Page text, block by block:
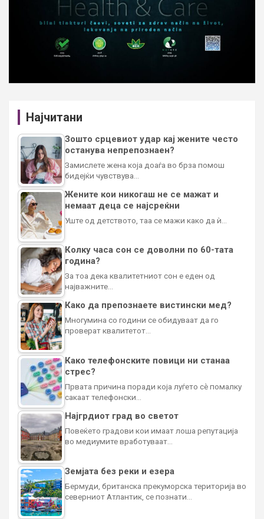
Најчитани
Зошто срцевиот удар кај жените често
останува непрепознаен?
Замислете жена која доаѓа во брза помош
бидејќи чувствува…
Жените кои никогаш не се мажат и
немаат деца се најсреќни
Уште од детството, таа се мажи како да ѝ…
Колку часа сон се доволни по 60-тата
година?
За тоа дека квалитетниот сон е еден од
најважните…
Како да препознаете вистински мед?
Многумина со години се обидуваат да го
проверат квалитетот…
Како телефонските повици ни станаа
стрес?
Првата причина поради која луѓето сè помалку
сакаат телефонски…
Најгрдиот град во светот
Повеќето градови кои имаат лоша репутација
во медиумите вработуваат…
Земјата без реки и езера
Бермуди, британска прекуморска територија во
северниот Атлантик, се познати…